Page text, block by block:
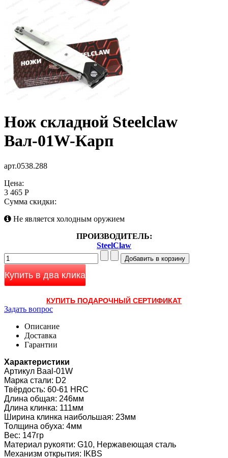
Нож складной Steelclaw
Вал-01W-Карп
арт.0538.288
Цена:
3 465 Р
Сумма скидки:
Не является холодным оружием
ПРОИЗВОДИТЕЛЬ:
SteelClaw
Купить в два клика
КУПИТЬ ПОДАРОЧНЫЙ СЕРТИФИКАТ
Задать вопрос
Описание
Доставка
Гарантии
Характеристики
Артикул Baal-01W
Марка стали: D2
Твёрдость: 60-61 HRC
Длина общая: 246мм
Длина клинка: 111мм
Ширина клинка наибольшая: 23мм
Толщина обуха: 4мм
Вес: 147гр
Материал рукояти: G10, Нержавеющая сталь
Механизм открытия: IKBS